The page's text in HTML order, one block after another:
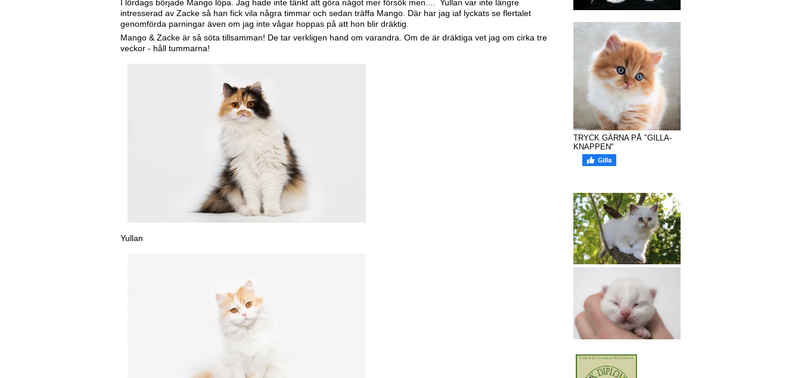
I lördags började Mango löpa. Jag hade inte tänkt att göra något mer försök men.... Yullan var inte längre
intresserad av Zacke så han fick vila några timmar och sedan träffa Mango. Där har jag iaf lyckats se flertalet
genomförda parningar även om jag inte vågar hoppas på att hon blir dräktig.
Mango & Zacke är så söta tillsamman! De tar verkligen hand om varandra. Om de är dräktiga vet jag om cirka tre
veckor - håll tummarna!
Yullan
TRYCK GÄRNA PÅ "GILLA-
KNAPPEN"